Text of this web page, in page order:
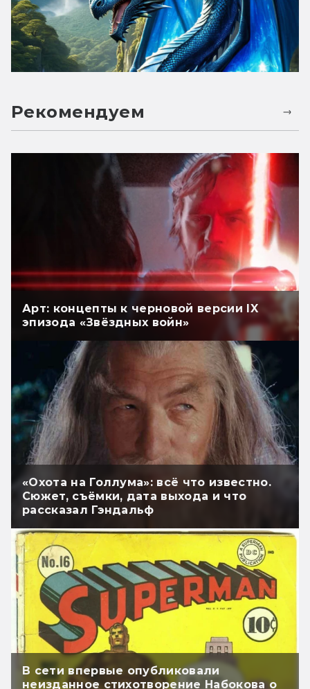
Рекомендуем
Арт: концепты к черновой версии IX
эпизода «Звёздных войн»
«Охота на Голлума»: всё что известно.
Сюжет, съёмки, дата выхода и что
рассказал Гэндальф
В сети впервые опубликовали
неизданное стихотворение Набокова о